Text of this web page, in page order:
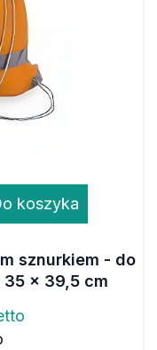
koszyka
sznurkiem - do
x 39,5 cm